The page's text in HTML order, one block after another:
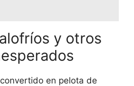
y otros
en pelota de